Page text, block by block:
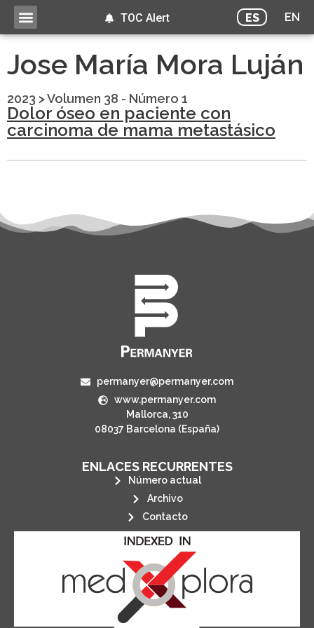
ES EN
TOC Alert
Jose María Mora Luján
2023 >Volumen 38 - Número 1
Dolor óseo en paciente con
carcinoma de mama metastásico
permanyer@permanyer.com
www.permanyer.com
Mallorca, 310
08037 Barcelona (España)
ENLACES RECURRENTES
Número actual
Archivo
Contacto